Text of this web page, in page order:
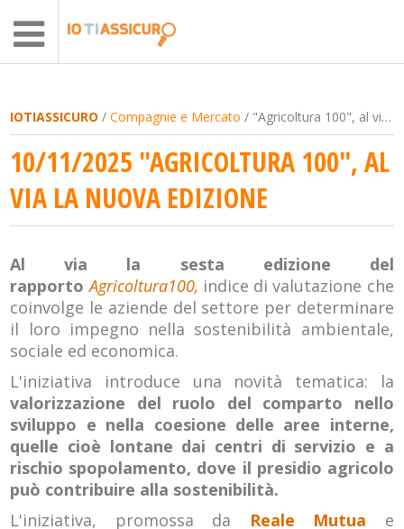
IOTIASSICURO /Compagnie e Mercato / "Agricoltura 100", al via la nuova edizione
10/11/2025 "AGRICOLTURA 100", AL
VIA LA NUOVA EDIZIONE
Al via la sesta edizione del
rapportoAgricoltura100, indice di valutazione che
coinvolge le aziende del settore per determinare
il loro impegno nella sostenibilità ambientale,
sociale ed economica.
L'iniziativa introduce una novità tematica: la
valorizzazione del ruolo del comparto nello
sviluppo e nella coesione delle aree interne,
quelle cioè lontane dai centri di servizio e a
rischio spopolamento, dove il presidio agricolo
può contribuire alla sostenibilità.
L'iniziativa, promossa da Reale Mutua e